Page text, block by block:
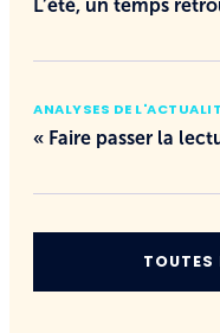
L’été, un temps
ANALYSES DE
« Faire passer la
TOUTES